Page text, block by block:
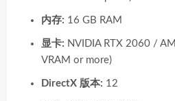
内存: 16 GB RAM
显卡: NVIDIA RTX 2060 /
VRAM or more)
DirectX 版本: 12